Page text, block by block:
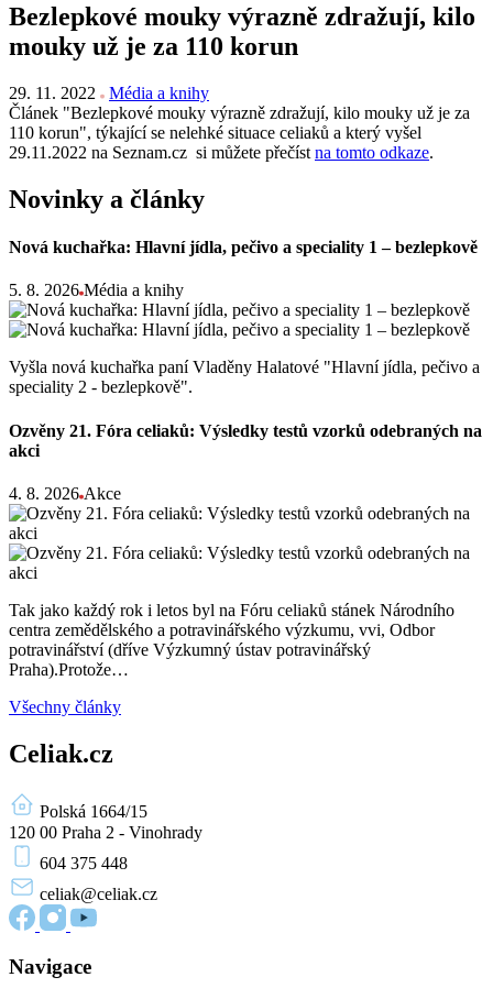
Bezlepkové mouky výrazně zdražují, kilo
mouky už je za 110 korun
29. 11. 2022
Média a knihy
Článek "Bezlepkové mouky výrazně zdražují, kilo mouky už je za
110 korun", týkající se nelehké situace celiaků a který vyšel
29.11.2022 na Seznam.cz si můžete přečíst na tomto odkaze.
Novinky a články
Nová kuchařka: Hlavní jídla, pečivo a speciality 1 – bezlepkově
5. 8. 2026 Média a knihy
Vyšla nová kuchařka paní Vladěny Halatové "Hlavní jídla, pečivo a
speciality 2 - bezlepkově".
Ozvěny 21. Fóra celiaků: Výsledky testů vzorků odebraných na
akci
4. 8. 2026 Akce
Tak jako každý rok i letos byl na Fóru celiaků stánek Národního
centra zemědělského a potravinářského výzkumu, vvi, Odbor
potravinářství (dříve Výzkumný ústav potravinářský
Praha).Protože…
Všechny články
Celiak.cz
Polská 1664/15
120 00 Praha 2 - Vinohrady
604 375 448
celiak@celiak.cz
Navigace